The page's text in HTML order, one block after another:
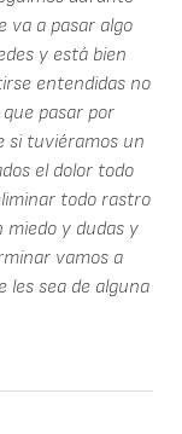
va a pasar algo
y está bien
entendidas no
pasar por
si tuviéramos un
el dolor todo
todo rastro
miedo y dudas y
vamos a
les sea de alguna